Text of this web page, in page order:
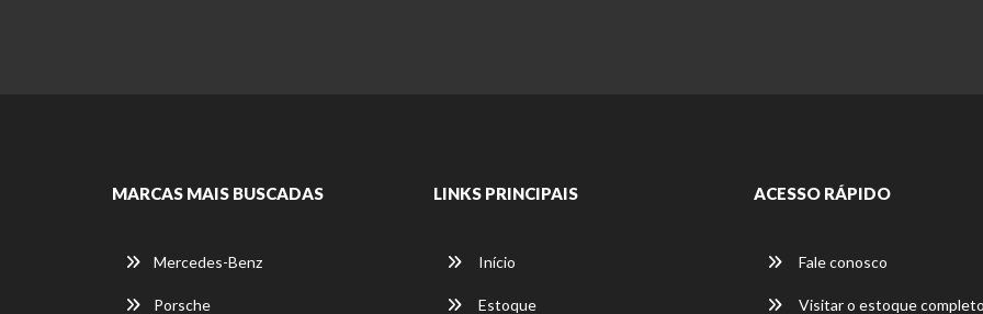
MARCAS MAIS BUSCADAS
Mercedes-Benz
Porsche
LINKS PRINCIPAIS
Início
Estoque
ACESSO RÁPIDO
Fale conosco
Visitar o estoque completo